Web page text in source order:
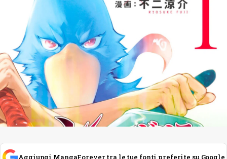
Aggiungi MangaForever tra le tue fonti preferite su Google